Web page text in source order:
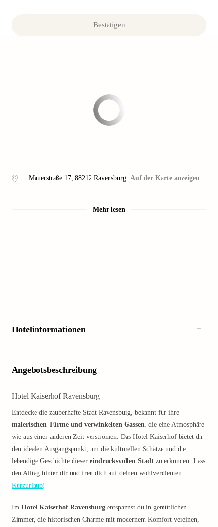
Bestätigen
Mauerstraße 17, 88212 Ravensburg Auf der Karte anzeigen
Mehr lesen
Hotelinformationen
Angebotsbeschreibung
Hotel Kaiserhof Ravensburg
Entdecke die zauberhafte Stadt Ravensburg, bekannt für ihre
malerischen Türme und verwinkelten Gassen, die eine Atmosphäre
wie aus einer anderen Zeit verströmen. Das Hotel Kaiserhof bietet dir
den idealen Ausgangspunkt, um die kulturellen Schätze und die
lebendige Geschichte dieser eindrucksvollen Stadt zu erkunden. Lass
den Alltag hinter dir und freu dich auf deinen wohlverdienten
Kurzurlaub!
Im Hotel Kaiserhof Ravensburg entspannst du in gemütlichen
Zimmer, die historischen Charme mit modernem Komfort vereinen,